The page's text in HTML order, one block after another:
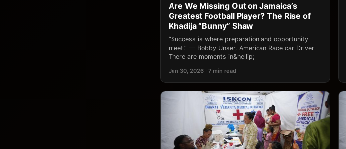
Are We Missing Out on Jamaica’s
Greatest Football Player? The Rise of
Khadija “Bunny” Shaw
“Success is where preparation and opportunity
meet.” — Bobby Unser, American Race car Driver
There are moments in&hellip;
Jun 30, 2026 · 7 min read